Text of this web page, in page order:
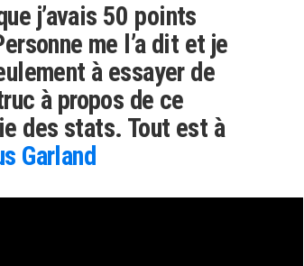
j’avais 50 points
me l’a dit et je
à essayer de
à propos de ce
des stats. Tout est à
Garland